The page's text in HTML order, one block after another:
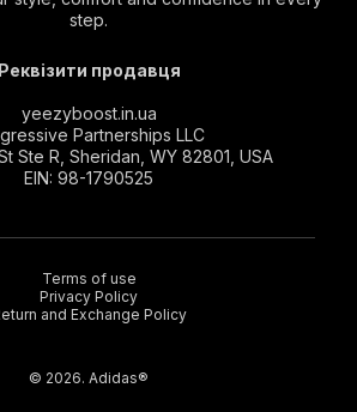
step.
Реквізити продавця
yeezyboost.in.ua
Partnerships LLC
Ste R, Sheridan, WY 82801, USA
EIN: 98-1790525
© 2026. Adidas®
Terms of use
Privacy Policy
and Exchange Policy